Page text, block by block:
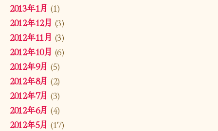
2013年1月 (1)
2012年12月 (3)
2012年11月 (3)
2012年10月 (6)
2012年9月 (5)
2012年8月 (2)
2012年7月 (3)
2012年6月 (4)
2012年5月 (17)